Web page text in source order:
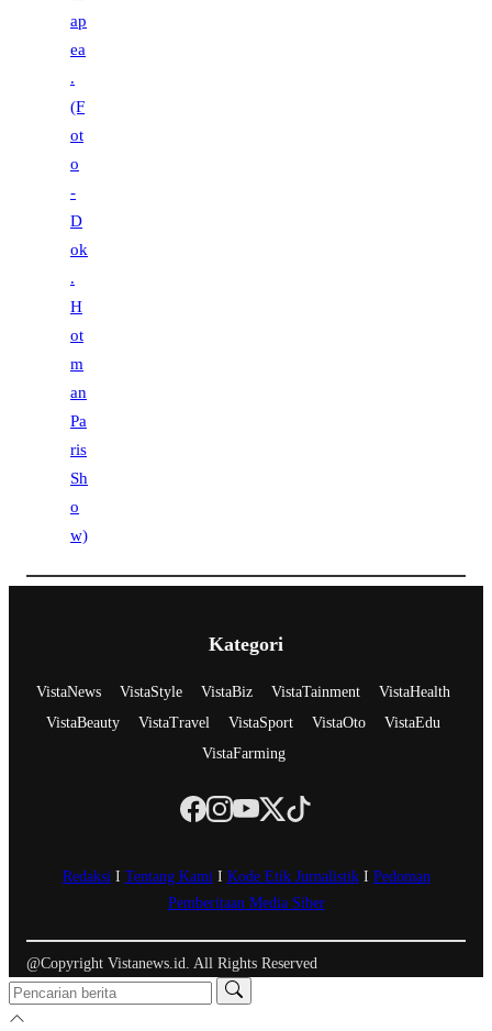
Kategori
VistaNews VistaStyle VistaBiz VistaTainment
VistaHealth
VistaBeauty
VistaTravel VistaSport VistaOto
VistaEdu
VistaFarming
Redaksi I Tentang Kami I Kode Etik JurnalistikI Pedoman
Pemberitaan Media Siber
@Copyright Vistanews.id. All Rights Reserved